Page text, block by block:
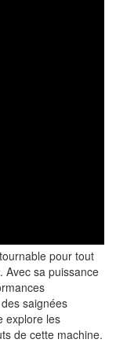
pour tout
Avec sa puissance
saignées
explore les
de cette machine.